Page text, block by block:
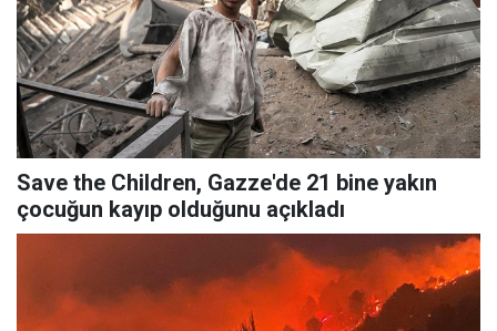
Save the Children, Gazze'de 21 bine yakın
çocuğun kayıp olduğunu açıkladı